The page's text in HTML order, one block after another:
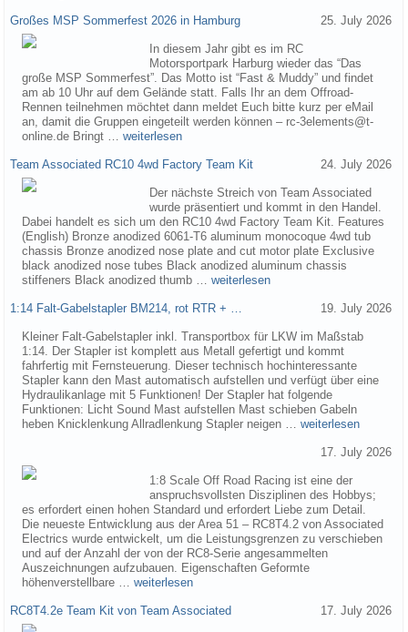
Großes MSP Sommerfest 2026 in Hamburg 25. July 2026
In diesem Jahr gibt es im RC
Motorsportpark Harburg wieder das “Das
große MSP Sommerfest”. Das Motto ist “Fast & Muddy” und findet
am ab 10 Uhr auf dem Gelände statt. Falls Ihr an dem Offroad-
Rennen teilnehmen möchtet dann meldet Euch bitte kurz per eMail
an, damit die Gruppen eingeteilt werden können – rc-3elements@t-
online.de Bringt … weiterlesen
Team Associated RC10 4wd Factory Team Kit 24. July 2026
Der nächste Streich von Team Associated
wurde präsentiert und kommt in den Handel.
Dabei handelt es sich um den RC10 4wd Factory Team Kit. Features
(English) Bronze anodized 6061-T6 aluminum monocoque 4wd tub
chassis Bronze anodized nose plate and cut motor plate Exclusive
black anodized nose tubes Black anodized aluminum chassis
stiffeners Black anodized thumb … weiterlesen
1:14 Falt-Gabelstapler BM214, rot RTR + … 19. July 2026
Kleiner Falt-Gabelstapler inkl. Transportbox für LKW im Maßstab
1:14. Der Stapler ist komplett aus Metall gefertigt und kommt
fahrfertig mit Fernsteuerung. Dieser technisch hochinteressante
Stapler kann den Mast automatisch aufstellen und verfügt über eine
Hydraulikanlage mit 5 Funktionen! Der Stapler hat folgende
Funktionen: Licht Sound Mast aufstellen Mast schieben Gabeln
heben Knicklenkung Allradlenkung Stapler neigen … weiterlesen
17. July 2026
1:8 Scale Off Road Racing ist eine der
anspruchsvollsten Disziplinen des Hobbys;
es erfordert einen hohen Standard und erfordert Liebe zum Detail.
Die neueste Entwicklung aus der Area 51 – RC8T4.2 von Associated
Electrics wurde entwickelt, um die Leistungsgrenzen zu verschieben
und auf der Anzahl der von der RC8-Serie angesammelten
Auszeichnungen aufzubauen. Eigenschaften Geformte
höhenverstellbare … weiterlesen
RC8T4.2e Team Kit von Team Associated 17. July 2026